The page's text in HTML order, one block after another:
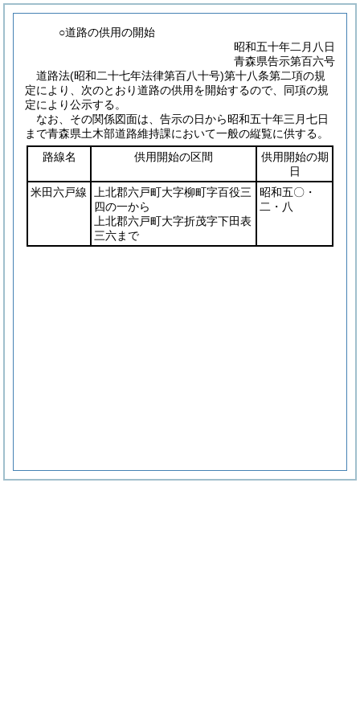
○道路の供用の開始
昭和五十年二月八日
青森県告示第百六号
道路法(昭和二十七年法律第百八十号)第十八条第二項の規
定により、次のとおり道路の供用を開始するので、同項の規
定により公示する。
なお、その関係図面は、告示の日から昭和五十年三月七日
まで青森県土木部道路維持課において一般の縦覧に供する。
路線名
供用開始の区間
供用開始の期
日
米田六戸線
上北郡六戸町大字柳町字百役三
四の一から
上北郡六戸町大字折茂字下田表
三六まで
昭和五〇・
二・八